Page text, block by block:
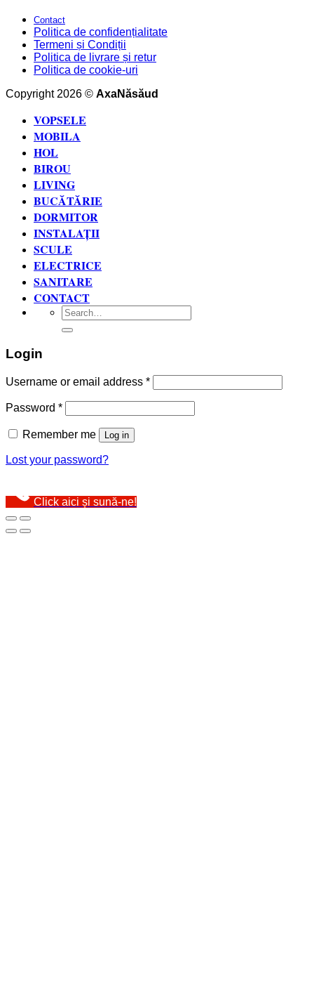
Contact
Politica de confidențialitate
Termeni și Condiții
Politica de livrare și retur
Politica de cookie-uri
Copyright 2026 © AxaNăsăud
VOPSELE
MOBILA
HOL
BIROU
LIVING
BUCĂTĂRIE
DORMITOR
INSTALAȚII
SCULE
ELECTRICE
SANITARE
CONTACT
Search
for:
Login
Username or email address *
Password *
Remember me Log in
Lost your password?
Click aici și sună-ne!